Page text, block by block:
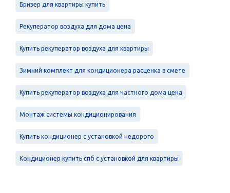
Бризер для квартиры купить
Рекуператор воздуха для дома цена
Купить рекуператор воздуха для квартиры
Зимний комплект для кондиционера расценка в смете
Купить рекуператор воздуха для частного дома цена
Монтаж системы кондиционирования
Купить кондиционер с установкой недорого
Кондиционер купить спб с установкой для квартиры